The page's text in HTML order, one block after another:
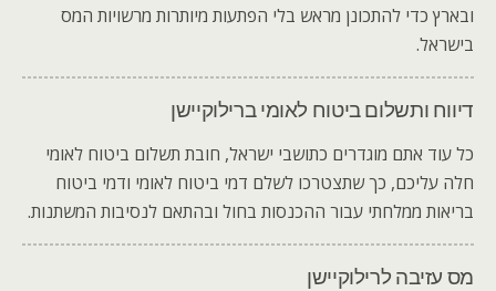
ובארץ כדי להתכונן מראש בלי הפתעות מיותרות מרשויות המס
בישראל.
דיווח ותשלום ביטוח לאומי ברילוקיישן
כל עוד אתם מוגדרים כתושבי ישראל, חובת תשלום ביטוח לאומי
חלה עליכם, כך שתצטרכו לשלם דמי ביטוח לאומי ודמי ביטוח
בריאות ממלחתי עבור ההכנסות בחול ובהתאם לנסיבות המשתנות.
מס עזיבה לרילוקיישן